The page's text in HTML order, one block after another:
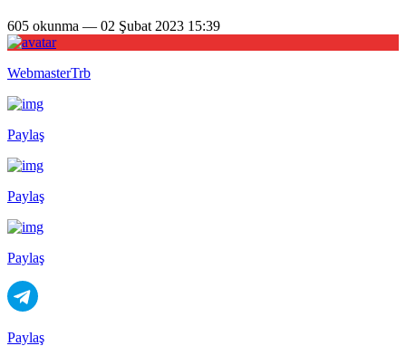
605 okunma — 02 Şubat 2023 15:39
WebmasterTrb
Paylaş
Paylaş
Paylaş
Paylaş